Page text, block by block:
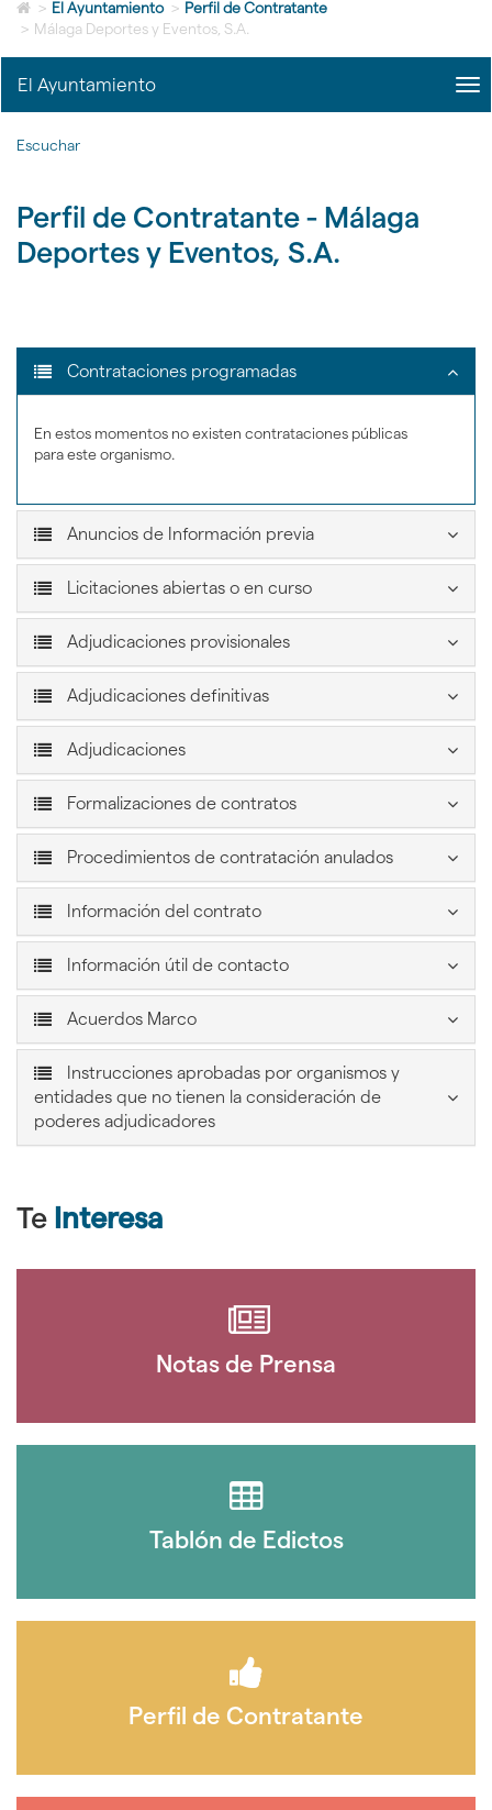
idioma
Icono
de
ir
a
página
> El Ayuntamiento > Perfil de Contratante
> Málaga Deportes y Eventos, S.A.
El Ayuntamiento
Escuchar
Perfil de Contratante - Málaga
Deportes y Eventos, S.A.
Contrataciones programadas???
En estos momentos no existen contrataciones públicas
para este organismo.
Anuncios de Información previa???
Licitaciones abiertas o en curso???
Adjudicaciones provisionales???
Adjudicaciones definitivas???
Adjudicaciones???
bootstrap.tabs.accordion.icon???
Formalizaciones de contratos???
Procedimientos de contratación anulados???
Información del contrato???
Información útil de contacto???
Acuerdos Marco???
bootstrap.tabs.accordion.icon???
Instrucciones aprobadas por organismos y
entidades que no tienen la consideración de
poderes adjudicadores???
bootstrap.tabs.accordion.icon???
Te Interesa
Notas de Prensa
Tablón de Edictos
Perfil de Contratante